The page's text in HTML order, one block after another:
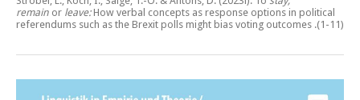
remain or leave:How verbal concepts as response options in political
referendums such as the Brexit polls might bias voting outcomes .(1-11)